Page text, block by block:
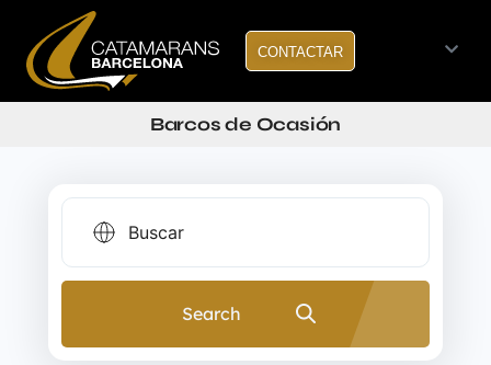
CONTACTAR
Barcos de Ocasión
Search